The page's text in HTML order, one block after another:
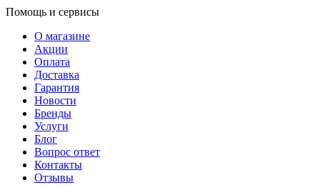
Помощь и сервисы
О магазине
Акции
Оплата
Доставка
Гарантия
Новости
Бренды
Услуги
Блог
Вопрос ответ
Контакты
Отзывы